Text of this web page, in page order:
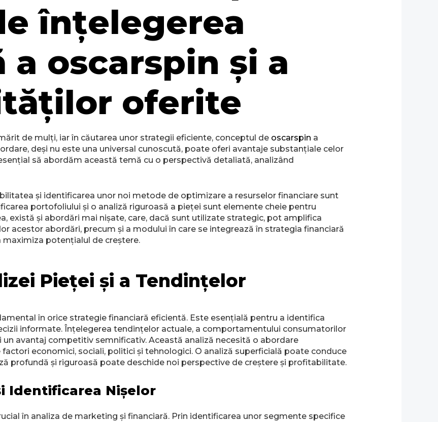
înțelegerea
oscarspin și a
oferite
de mulți, iar în căutarea unor strategii eficiente, conceptul de oscarspin a
deși nu este una universal cunoscută, poate oferi avantaje substanțiale celor
să abordăm această temă cu o perspectivă detaliată, analizând
și identificarea unor noi metode de optimizare a resurselor financiare sunt
portofoliului și o analiză riguroasă a pieței sunt elemente cheie pentru
există și abordări mai nișate, care, dacă sunt utilizate strategic, pot amplifica
acestor abordări, precum și a modului în care se integrează în strategia financiară
potențialul de creștere.
Pieței și a Tendințelor
în orice strategie financiară eficientă. Este esențială pentru a identifica
informate. Înțelegerea tendințelor actuale, a comportamentului consumatorilor
avantaj competitiv semnificativ. Această analiză necesită o abordare
economici, sociali, politici și tehnologici. O analiză superficială poate conduce
profundă și riguroasă poate deschide noi perspective de creștere și profitabilitate.
Identificarea Nișelor
în analiza de marketing și financiară. Prin identificarea unor segmente specifice